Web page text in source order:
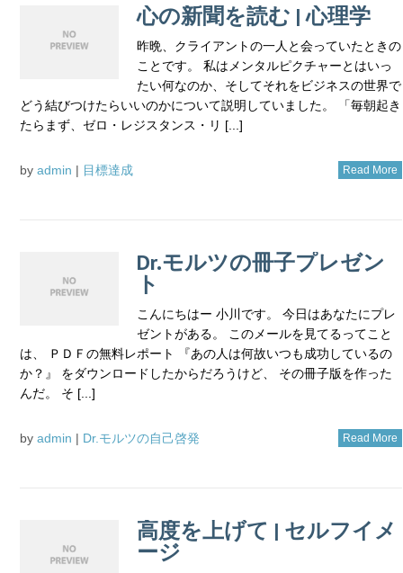
心の新聞を読む | 心理学
昨晩、クライアントの一人と会っていたときの
ことです。 私はメンタルピクチャーとはいっ
たい何なのか、そしてそれをビジネスの世界で
どう結びつけたらいいのかについて説明していました。 「毎朝起き
たらまず、ゼロ・レジスタンス・リ [...]
by admin | 目標達成 Read More
Dr.モルツの冊子プレゼン
ト
こんにちはー 小川です。 今日はあなたにプレ
ゼントがある。 このメールを見てるってこと
は、 ＰＤＦの無料レポート 『あの人は何故いつも成功しているの
か？』 をダウンロードしたからだろうけど、 その冊子版を作った
んだ。 そ [...]
by admin | Dr.モルツの自己啓発 Read More
高度を上げて | セルフイメ
ージ